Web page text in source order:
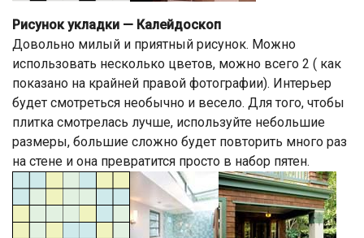
Рисунок укладки — Калейдоскоп
Довольно милый и приятный рисунок. Можно
использовать несколько цветов, можно всего 2 ( как
показано на крайней правой фотографии). Интерьер
будет смотреться необычно и весело. Для того, чтобы
плитка смотрелась лучше, используйте небольшие
размеры, большие сложно будет повторить много раз
на стене и она превратится просто в набор пятен.